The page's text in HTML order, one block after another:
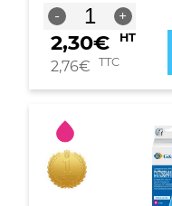
-
quantité
de
Cartouche
compatible
T2634
T2614
(26XL)
-
C13T26344012
+
2,30€ HT
2,76€ TTC